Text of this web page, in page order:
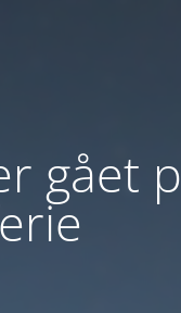
gået